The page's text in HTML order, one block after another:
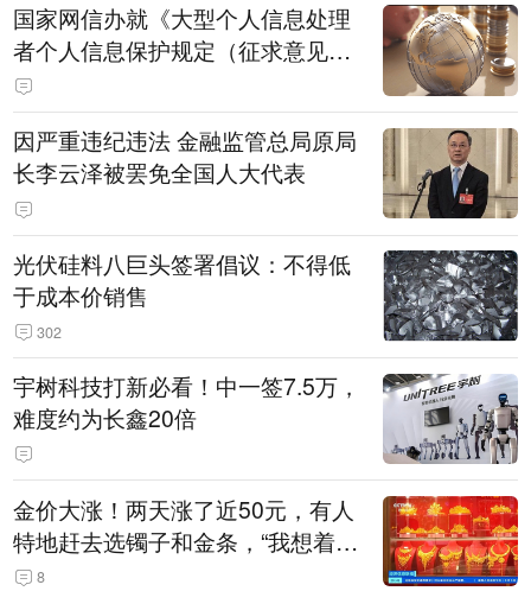
国家网信办就《大型个人信息处理
者个人信息保护规定（征求意见
稿）》公开征求意见
因严重违纪违法 金融监管总局原局
长李云泽被罢免全国人大代表
光伏硅料八巨头签署倡议：不得低
于成本价销售
302
宇树科技打新必看！中一签7.5万，
难度约为长鑫20倍
金价大涨！两天涨了近50元，有人
特地赶去选镯子和金条，“我想着买
起来可以保值，小批量进一些货”
8